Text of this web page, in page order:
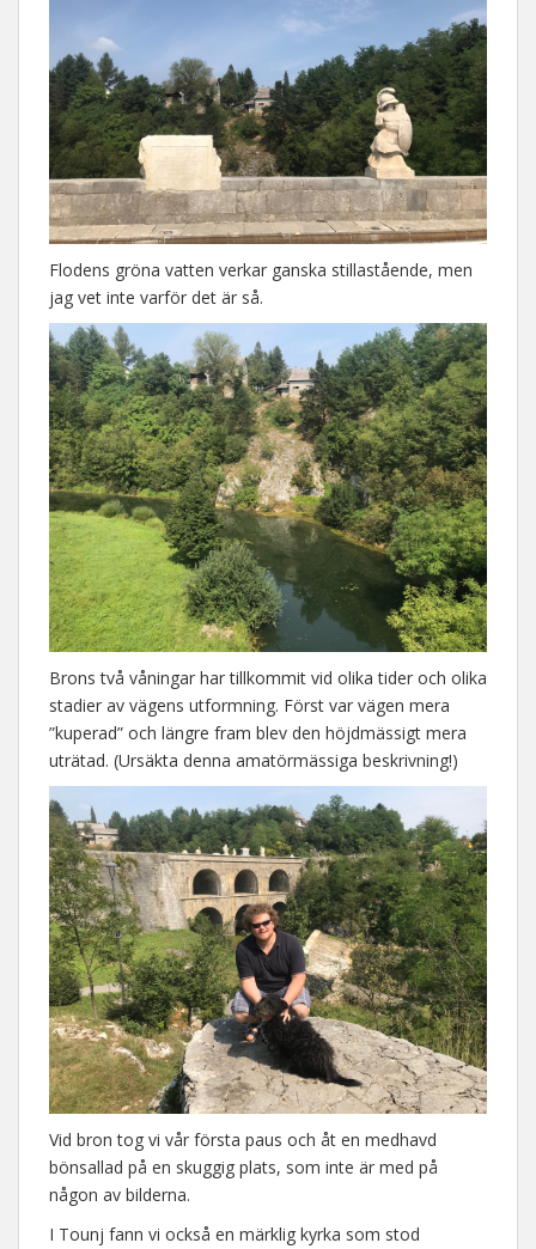
Flodens gröna vatten verkar ganska stillastående, men
jag vet inte varför det är så.
Brons två våningar har tillkommit vid olika tider och olika
stadier av vägens utformning. Först var vägen mera
”kuperad” och längre fram blev den höjdmässigt mera
uträtad. (Ursäkta denna amatörmässiga beskrivning!)
Vid bron tog vi vår första paus och åt en medhavd
bönsallad på en skuggig plats, som inte är med på
någon av bilderna.
I Tounj fann vi också en märklig kyrka som stod